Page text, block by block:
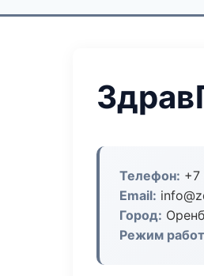
Телефон: +7
Email:
Город:
Режим